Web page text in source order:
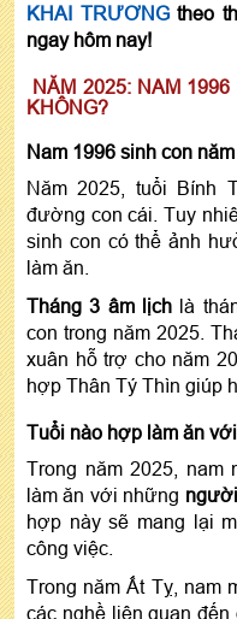
KHAI TRƯƠNGtheo
ngay hôm nay!
NĂM 2025: NAM
KHÔNG?
Nam 1996 sinh con
Năm 2025, tuổi Bính
đường con cái. Tuy
sinh con có thể ảnh
làm ăn.
Tháng 3 âm lịch là
con trong năm 2025.
xuân hỗ trợ cho năm
hợp Thân Tý Thìn giúp
Tuổi nào hợp làm ăn
Trong năm 2025, nam
làm ăn với những
hợp này sẽ mang lại
công việc.
Trong năm Ất Tỵ, nam
các nghề liên quan đến